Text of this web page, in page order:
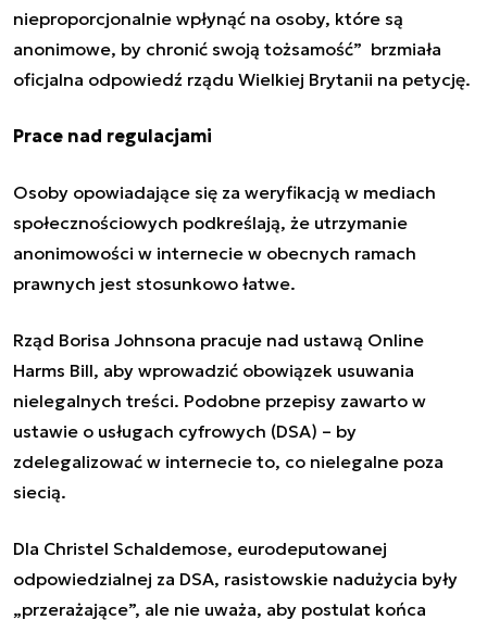
nieproporcjonalnie wpłynąć na osoby, które są
anonimowe, by chronić swoją tożsamość” brzmiała
oficjalna odpowiedź rządu Wielkiej Brytanii na petycję.
Prace nad regulacjami
Osoby opowiadające się za weryfikacją w mediach
społecznościowych podkreślają, że utrzymanie
anonimowości w internecie w obecnych ramach
prawnych jest stosunkowo łatwe.
Rząd Borisa Johnsona pracuje nad ustawą Online
Harms Bill, aby wprowadzić obowiązek usuwania
nielegalnych treści. Podobne przepisy zawarto w
ustawie o usługach cyfrowych (DSA) – by
zdelegalizować w internecie to, co nielegalne poza
siecią.
Dla Christel Schaldemose, eurodeputowanej
odpowiedzialnej za DSA, rasistowskie nadużycia były
„przerażające”, ale nie uważa, aby postulat końca